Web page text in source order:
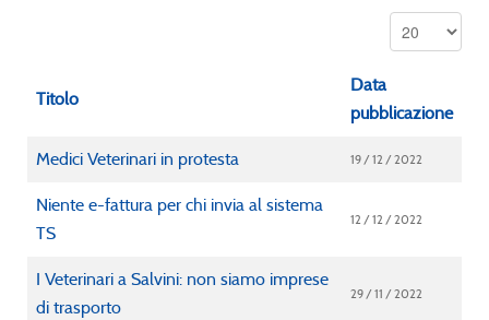
Titolo
Data
pubblicazione
Medici Veterinari in protesta 19 / 12 / 2022
Niente e-fattura per chi invia al sistema
TS
12 / 12 / 2022
I Veterinari a Salvini: non siamo imprese
di trasporto
29 / 11 / 2022